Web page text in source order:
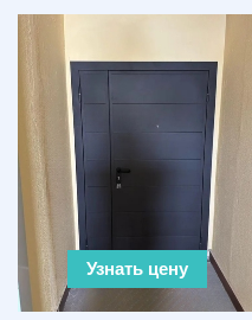
Узнать цену